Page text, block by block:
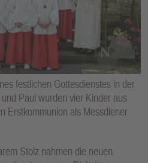
festlichen Gottesdienstes in der
Paul wurden vier Kinder aus
Erstkommunion als Messdiener
Stolz nahmen die neuen